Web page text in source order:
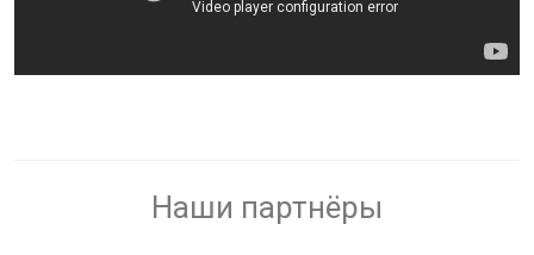
Наши партнёры